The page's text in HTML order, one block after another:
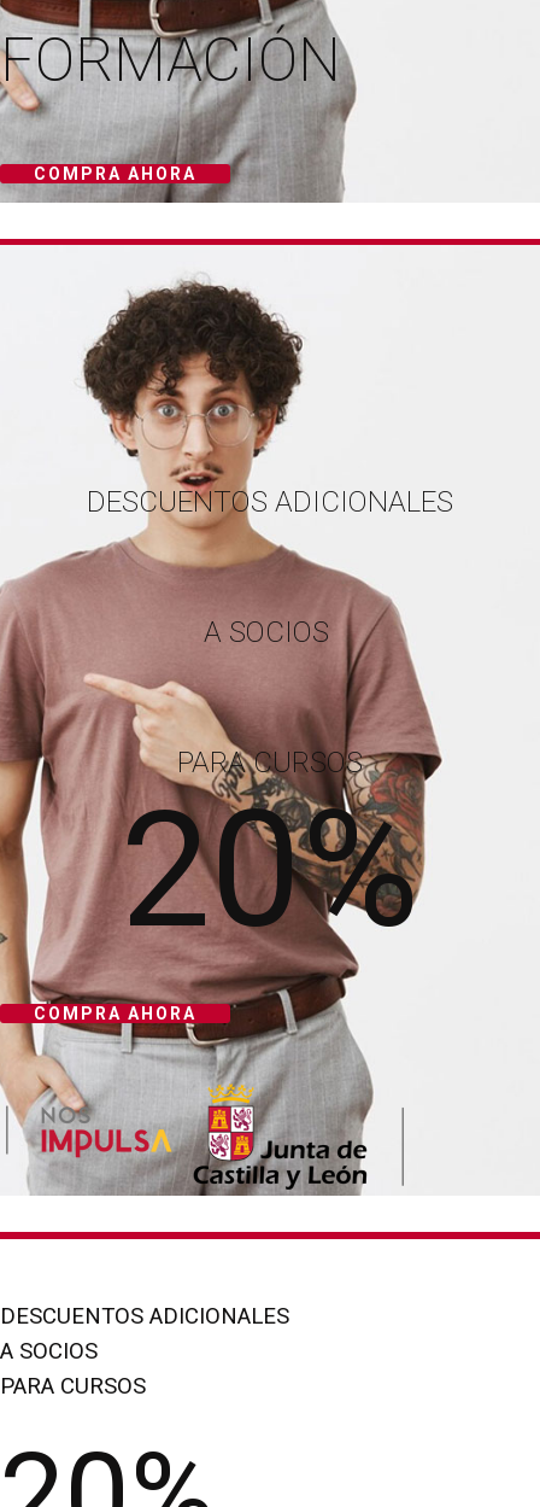
FORMACIÓN
COMPRA AHORA
DESCUENTOS ADICIONALES
A SOCIOS
PARA CURSOS
20%
COMPRA AHORA
DESCUENTOS ADICIONALES
A SOCIOS
PARA CURSOS